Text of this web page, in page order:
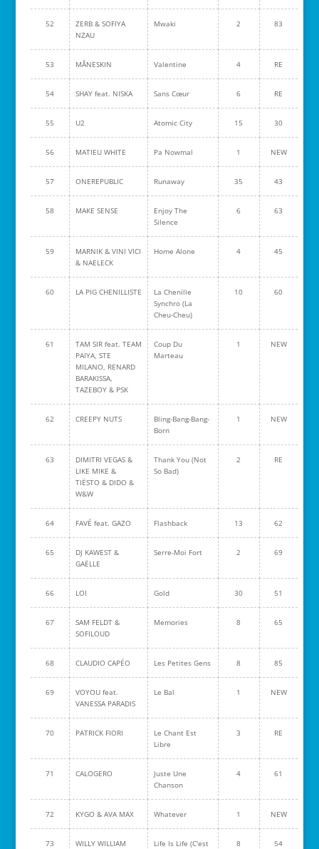
52
ZERB & SOFIYA
NZAU
Mwaki 2 83
53 MÅNESKIN Valentine 4 RE
54 SHAY feat. NISKA Sans Cœur 6 RE
55 U2 Atomic City 15 30
56 MATIEU WHITE Pa Nowmal 1 NEW
57 ONEREPUBLIC Runaway 35 43
58 MAKE SENSE
Enjoy The
Silence
6 63
59
MARNIK & VINI VICI
& NAELECK
Home Alone 4 45
60 LA PIG CHENILLISTE
La Chenille
Synchro (La
Cheu-Cheu)
10 60
61
TAM SIR feat. TEAM
PAIYA, STE
MILANO, RENARD
BARAKISSA,
TAZEBOY & PSK
Coup Du
Marteau
1 NEW
62 CREEPY NUTS
Bling-Bang-Bang-
Born
1 NEW
63
DIMITRI VEGAS &
LIKE MIKE &
TIËSTO & DIDO &
W&W
Thank You (Not
So Bad)
2 RE
64 FAVÉ feat. GAZO Flashback 13 62
65
DJ KAWEST &
GAËLLE
Serre-Moi Fort 2 69
66 LOI Gold 30 51
67
SAM FELDT &
SOFILOUD
Memories 8 65
68 CLAUDIO CAPÉO Les Petites Gens 8 85
69
VOYOU feat.
VANESSA PARADIS
Le Bal 1 NEW
70 PATRICK FIORI
Le Chant Est
Libre
3 RE
71 CALOGERO
Juste Une
Chanson
4 61
72 KYGO & AVA MAX Whatever 1 NEW
73 WILLY WILLIAM
Life Is Life (C'est
8 54